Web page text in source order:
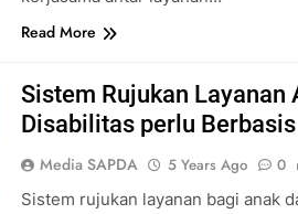
Read More
Sistem Rujukan Layanan
Disabilitas perlu
Media SAPDA 5 Years Ago 0
Sistem rujukan layanan bagi anak